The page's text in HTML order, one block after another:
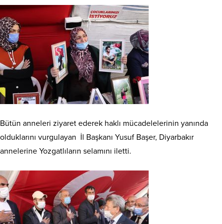
Bütün anneleri ziyaret ederek haklı mücadelelerinin yanında
olduklarını vurgulayan İl Başkanı Yusuf Başer, Diyarbakır
annelerine Yozgatlıların selamını iletti.